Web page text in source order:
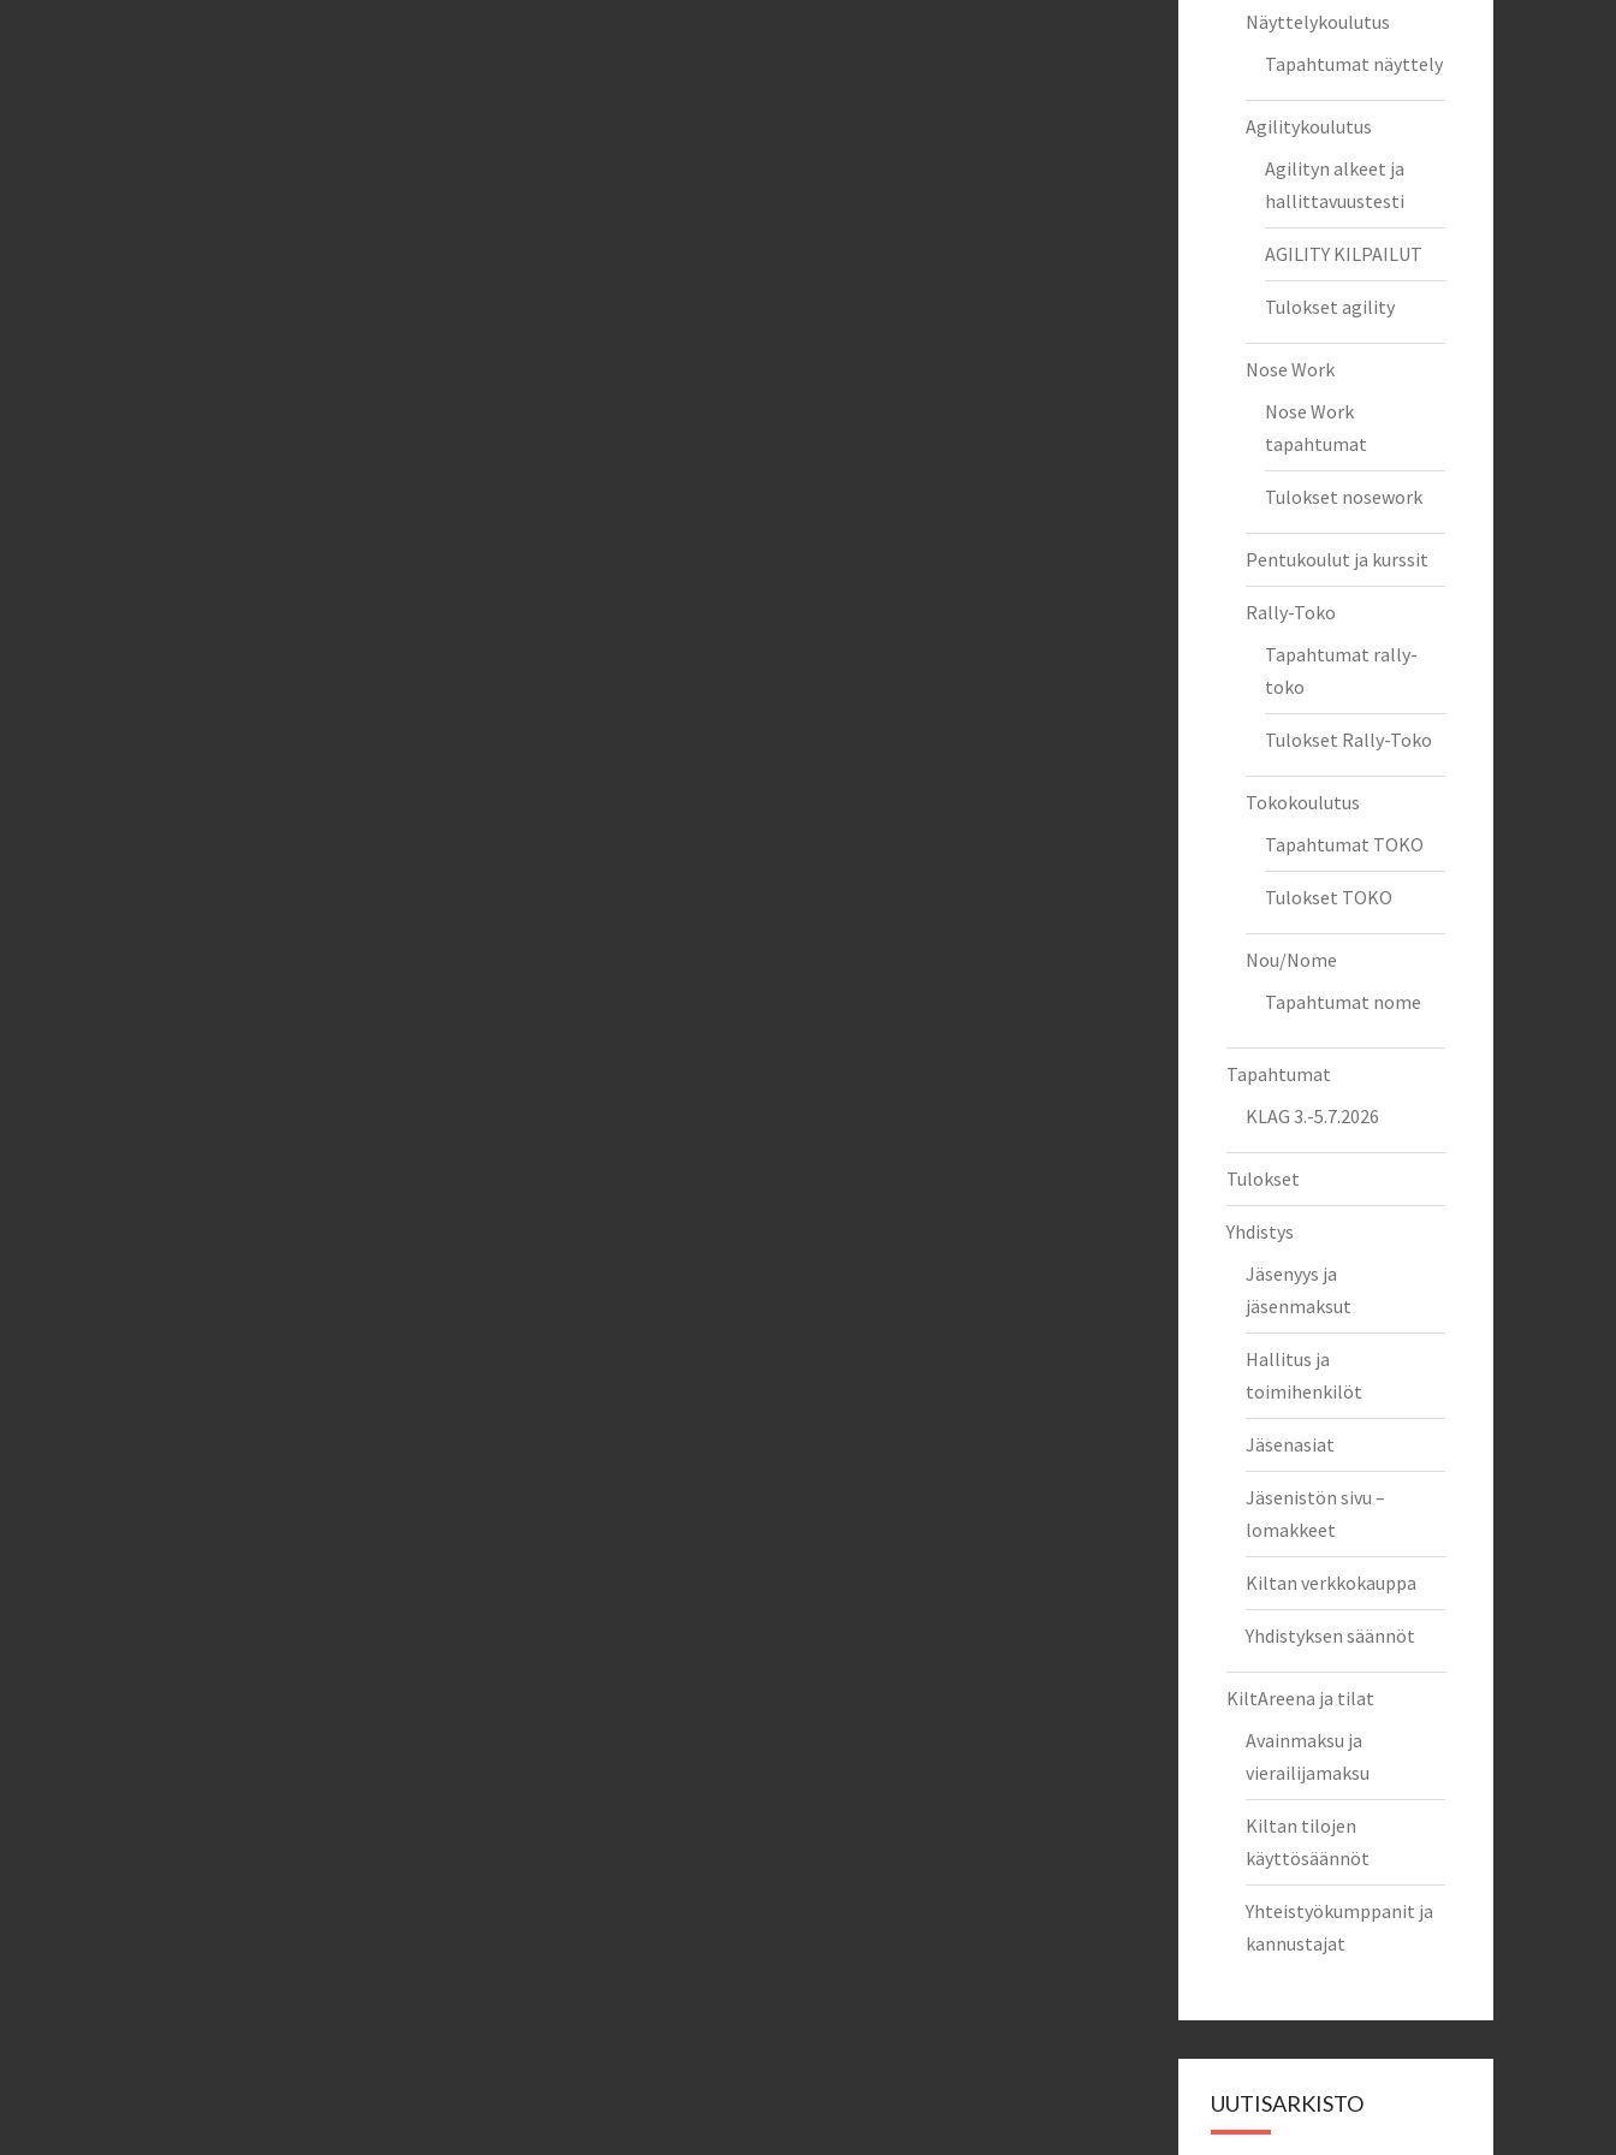
Näyttelykoulutus
Tapahtumat näyttely
Agilitykoulutus
Agilityn alkeet ja
hallittavuustesti
AGILITY KILPAILUT
Tulokset agility
Nose Work
Nose Work
tapahtumat
Tulokset nosework
Pentukoulut ja kurssit
Rally-Toko
Tapahtumat rally-
toko
Tulokset Rally-Toko
Tokokoulutus
Tapahtumat TOKO
Tulokset TOKO
Nou/Nome
Tapahtumat nome
Tapahtumat
KLAG 3.-5.7.2026
Tulokset
Yhdistys
Jäsenyys ja
jäsenmaksut
Hallitus ja
toimihenkilöt
Jäsenasiat
Jäsenistön sivu –
lomakkeet
Kiltan verkkokauppa
Yhdistyksen säännöt
KiltAreena ja tilat
Avainmaksu ja
vierailijamaksu
Kiltan tilojen
käyttösäännöt
Yhteistyökumppanit ja
kannustajat
UUTISARKISTO